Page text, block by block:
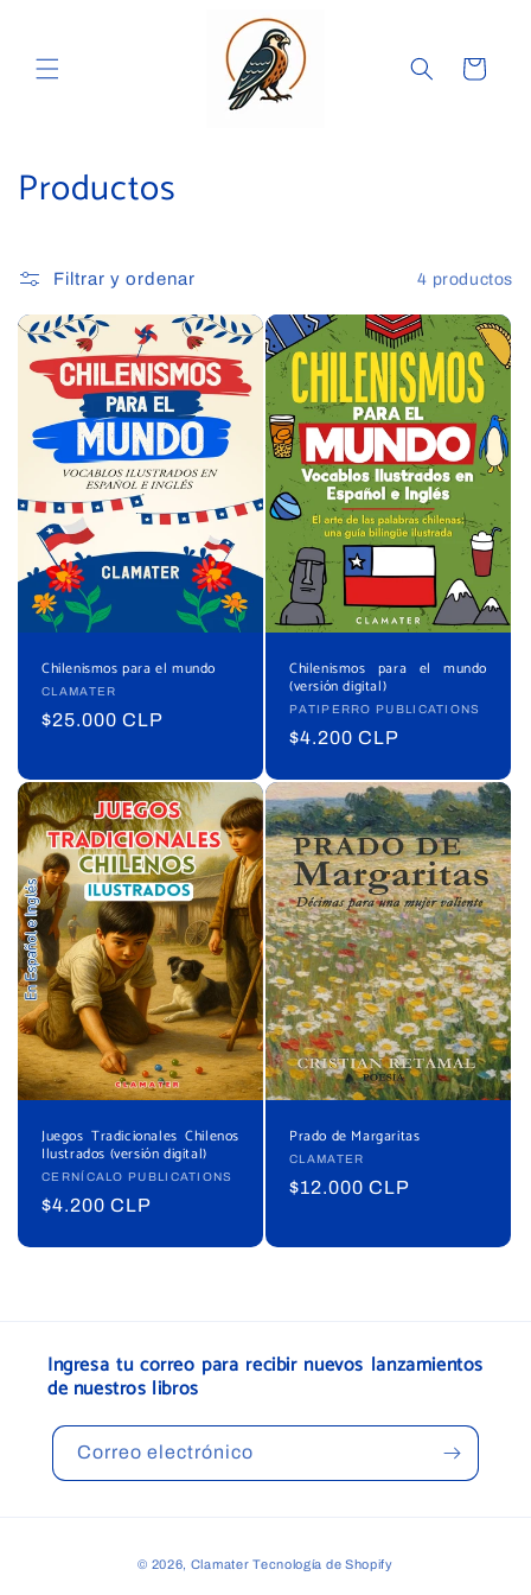
Carrito
C
l
e
c
c
ó
n
Productos
Filtrar y ordenar 4 productos
Chilenismos para el mundo
Proveedor:
CLAMATER
Precio
$25.000 CLP
Chilenismos para el mundo
(versión digital)
Proveedor:
PATIPERRO PUBLICATIONS
Precio
$4.200 CLP
Juegos Tradicionales Chilenos
Ilustrados (versión digital)
Proveedor:
CERNÍCALO PUBLICATIONS
Precio
$4.200 CLP
Prado de Margaritas
Proveedor:
CLAMATER
Precio
$12.000 CLP
Ingresa tu correo para recibir nuevos lanzamientos
de nuestros libros
Correo electrónico
© 2026, Clamater Tecnología de Shopify